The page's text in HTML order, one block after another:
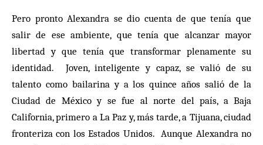
Pero pronto Alexandra se dio cuenta de que tenía que
salir de ese ambiente, que tenía que alcanzar mayor
libertad y que tenía que transformar plenamente su
identidad. Joven, inteligente y capaz, se valió de su
talento como bailarina y a los quince años salió de la
Ciudad de México y se fue al norte del país, a Baja
California, primero a La Paz y, más tarde, a Tijuana, ciudad
fronteriza con los Estados Unidos. Aunque Alexandra no